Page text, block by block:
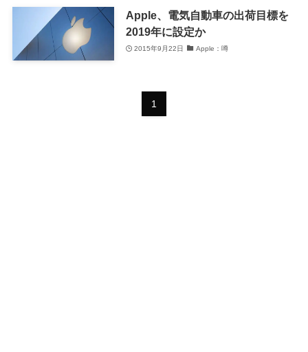
Apple、電気自動車の出荷目標を
2019年に設定か
2015年9月22日 Apple：噂
1